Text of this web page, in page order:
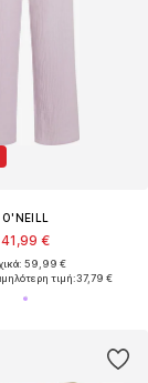
O'NEILL
41,99 €
59,99 €
τιμή:37,79 €